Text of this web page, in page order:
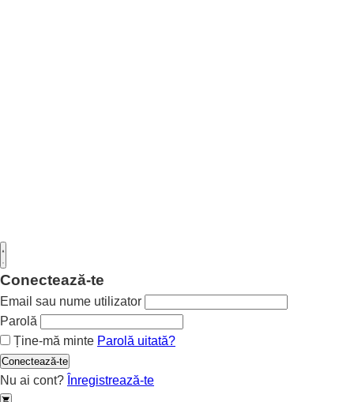
Conectează-te
Email sau nume utilizator
Parolă
Ține-mă minte Parolă uitată?
Conectează-te
Nu ai cont? Înregistrează-te